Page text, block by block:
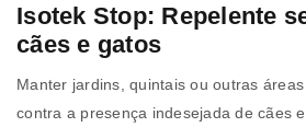
Isotek Stop: Repelente
cães e gatos
Manter jardins, quintais ou outras
contra a presença indesejada de cães